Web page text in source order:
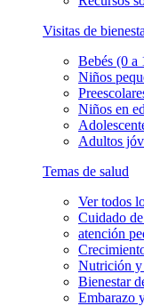
Visitas de
Bebés (0 a
Niños
Niños en
Adultos
Temas de salud
Ver todos
Cuidado
atención
Nutrición y
Bienestar
Embarazo